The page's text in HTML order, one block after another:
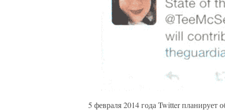
5 февраля 2014 года Twitter планирует